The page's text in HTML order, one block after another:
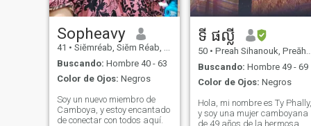
fumo y no tomo alcohol.
Sopheavy
41 • Siĕmréab, Siĕm Réab, Cambolla
Buscando: Hombre 40 - 63
Color de Ojos: Negros
Soy un nuevo miembro de
Camboya, y estoy encantado
de conectar con todos aquí.
ទី ផល្លី
50 • Preah Sihanouk, Preăh Seihânŭ, Cambolla
Buscando: Hombre 49 - 69
Color de Ojos: Negros
Hola, mi nombre es Ty Phally,
y soy una mujer camboyana
de 49 años de la hermosa